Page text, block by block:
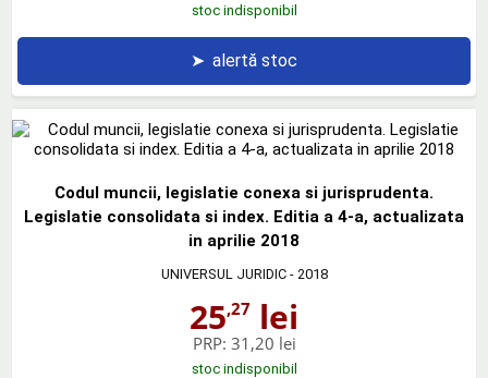
stoc indisponibil
➤ alertă stoc
Codul muncii, legislatie conexa si jurisprudenta.
Legislatie consolidata si index. Editia a 4-a, actualizata
in aprilie 2018
UNIVERSUL JURIDIC- 2018
25,27 lei
PRP: 31,20 lei
stoc indisponibil